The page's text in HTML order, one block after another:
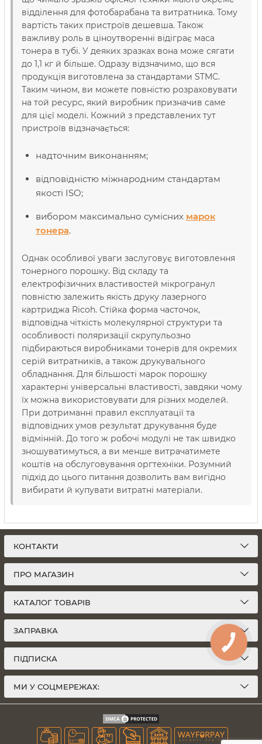
відділення для фотобарабана та витратника. Тому
вартість таких пристроїв дешевша. Також
важливу роль в ціноутворенні відіграє маса
тонера в тубі. У деяких зразках вона може сягати
до 1,1 кг й більше. Одразу відзначимо, що вся
продукція виготовлена за стандартами STMC.
Таким чином, ви можете повністю розраховувати
на той ресурс, який виробник призначив саме
для цієї моделі. Кожний з представлених тут
пристроїв відзначається:
надточним виконанням;
відповідністю міжнародним стандартам
якості ISO;
вибором максимально сумісних марок
тонера.
Однак особливої уваги заслуговує виготовлення
тонерного порошку. Від складу та
електрофізичних властивостей мікрогранул
повністю залежить якість друку лазерного
картриджа Ricoh. Стійка форма часточок,
відповідна чіткість молекулярної структури та
особливості поляризації скрупульозно
підбираються виробниками тонерів для окремих
серій витратників, а також друкувального
обладнання. Для більшості марок порошку
характерні універсальні властивості, завдяки чому
їх можна використовувати для різних моделей.
При дотриманні правил експлуатації та
відповідних умов результат друкування буде
відмінній. До того ж робочі модулі не так швидко
зношуватимуться, а ви менше витрачатимете
коштів на обслуговування оргтехніки. Розумний
підхід до цього питання дозволить вам вигідно
вибирати й купувати витратні матеріали.
КОНТАКТИ
ПРО МАГАЗИН
КАТАЛОГ ТОВАРІВ
ЗАПРАВКА
ПІДПИСКА
МИ У СОЦМЕРЕЖАХ: